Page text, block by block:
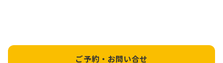
ご予約・お問い合せ